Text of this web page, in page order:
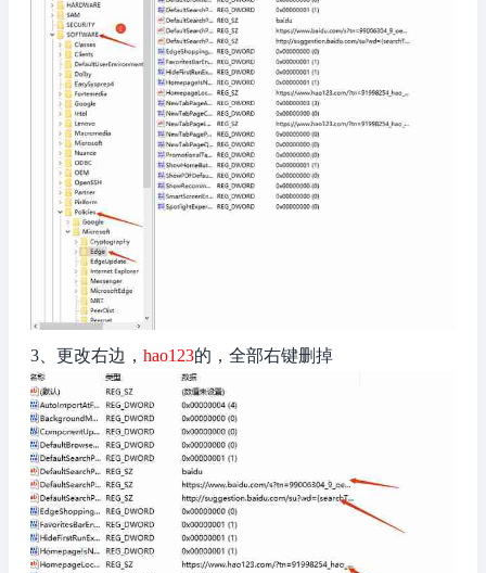
3、更改右边， hao123的，全部右键删掉